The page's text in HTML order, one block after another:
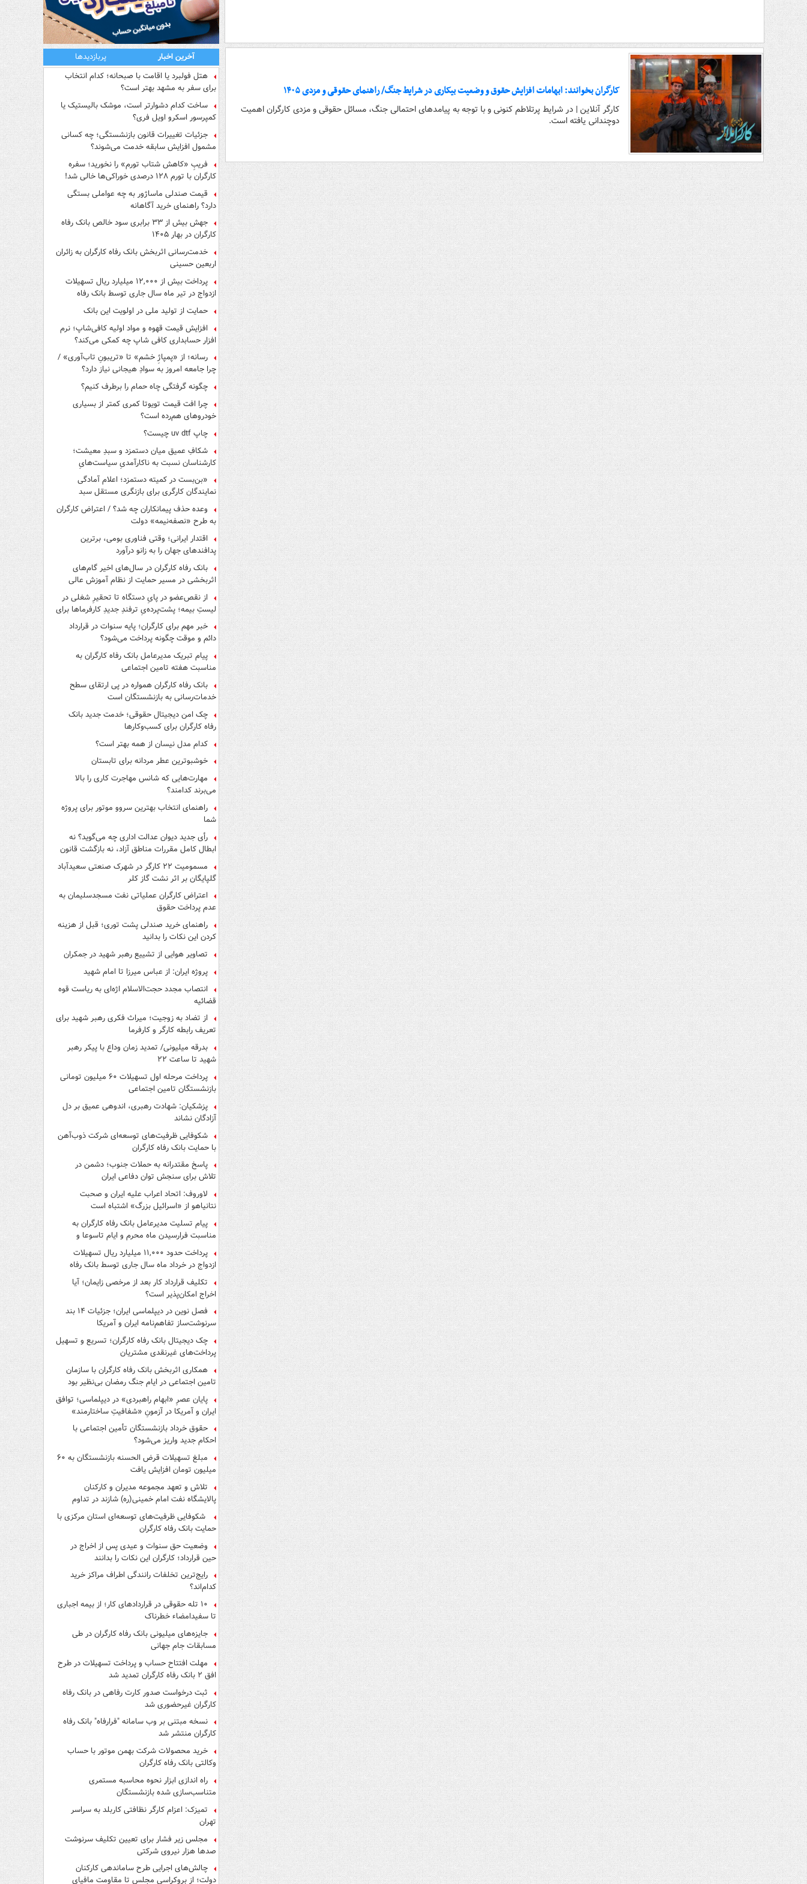
کارگران بخوانند: ابهامات افزایش حقوق و وضعیت بیکاری در شرایط جنگ/ راهنمای حقوقی و مزدی ۱۴۰۵
کارگر آنلاین | در شرایط پرتلاطم کنونی و با توجه به پیامدهای احتمالی جنگ، مسائل حقوقی و مزدی کارگران اهمیت
دوچندانی یافته است.
آخرین اخبار
پربازدیدها
هتل فولبرد یا اقامت با صبحانه؛ کدام انتخاب
برای سفر به مشهد بهتر است؟
ساخت کدام دشوارتر است، موشک بالیستیک یا
کمپرسور اسکرو اویل فری؟
جزئیات تغییرات قانون بازنشستگی؛ چه کسانی
مشمول افزایش سابقه خدمت می‌شوند؟
فریبِ «کاهش شتاب تورم» را نخورید؛ سفره
کارگران با تورم ۱۲۸ درصدی خوراکی‌ها خالی شد!
قیمت صندلی ماساژور به چه عواملی بستگی
دارد؟ راهنمای خرید آگاهانه
جهش بیش از ۳۳ برابری سود خالص بانک رفاه
کارگران در بهار ۱۴۰۵
خدمت‌رسانی اثربخش بانک رفاه کارگران به زائران
اربعین حسینی
پرداخت بیش از ۱۲,۰۰۰ میلیارد ریال تسهیلات
ازدواج در تیر ماه سال جاری توسط بانک رفاه
کارگران
حمایت از تولید ملی در اولویت این بانک
افزایش قیمت قهوه و مواد اولیه کافی‌شاپ؛ نرم
افزار حسابداری کافی شاپ چه کمکی می‌کند؟
رسانه؛ از «پمپاژِ خشم» تا «تریبونِ تاب‌آوری» /
چرا جامعه امروز به سوادِ هیجانی نیاز دارد؟
چگونه گرفتگی چاه حمام را برطرف کنیم؟
چرا افت قیمت تویوتا کمری کمتر از بسیاری
خودروهای هم‌رده است؟
چاپ uv dtf چیست؟
شکافِ عمیق میان دستمزد و سبدِ معیشت؛
کارشناسان نسبت به ناکارآمدیِ سیاست‌هایِ
حمایتی هشدار دادند
«بن‌بست در کمیته دستمزد؛ اعلام آمادگی
نمایندگان کارگری برای بازنگری مستقل سبد
وعده حذف پیمانکاران چه شد؟ / اعتراض کارگران
به طرح «نصفه‌نیمه» دولت
اقتدار ایرانی؛ وقتی فناوری بومی، برترین
پدافندهای جهان را به زانو درآورد
بانک رفاه کارگران در سال‌های اخیر گام‌های
اثربخشی در مسیر حمایت از نظام آموزش عالی
برداشته است
از نقص‌عضو در پایِ دستگاه تا تحقیرِ شغلی در
لیستِ بیمه؛ پشت‌پرده‌یِ ترفندِ جدیدِ کارفرماها برای
فرار از قانون چیست؟
خبر مهم برای کارگران؛ پایه سنوات در قرارداد
دائم و موقت چگونه پرداخت می‌شود؟
پیام تبریک مدیرعامل بانک رفاه کارگران به
مناسبت هفته تامین اجتماعی
بانک رفاه کارگران همواره در پی ارتقای سطح
خدمات‌رسانی به بازنشستگان است
چک امن دیجیتال حقوقی؛ خدمت جدید بانک
رفاه کارگران برای کسب‌وکارها
کدام مدل نیسان از همه بهتر است؟
خوشبوترین عطر مردانه برای تابستان
مهارت‌هایی که شانس مهاجرت کاری را بالا
می‌برند کدامند؟
راهنمای انتخاب بهترین سروو موتور برای پروژه
شما
رأی جدید دیوان عدالت اداری چه می‌گوید؟ نه
ابطال کامل مقررات مناطق آزاد، نه بازگشت قانون
مسمومیت ۲۲ کارگر در شهرک صنعتی سعیدآباد
گلپایگان بر اثر نشت گاز کلر
اعتراض کارگران عملیاتی نفت مسجدسلیمان به
عدم پرداخت حقوق
راهنمای خرید صندلی پشت توری؛ قبل از هزینه
کردن این نکات را بدانید
تصاویر هوایی از تشییع رهبر شهید در جمکران
پروژه ایران: از عباس میرزا تا امام شهید
انتصاب مجدد حجت‌الاسلام اژه‌ای به ریاست قوه‌
قضائیه
از تضاد به زوجیت؛ میراث فکری رهبر شهید برای
تعریف رابطه کارگر و کارفرما
بدرقه میلیونی/ تمدید زمان وداع با پیکر رهبر
شهید تا ساعت ۲۲
پرداخت مرحله اول تسهیلات ۶۰ میلیون تومانی
بازنشستگان تامین اجتماعی
پزشکیان: شهادت رهبری، اندوهی عمیق بر دل
آزادگان نشاند
شکوفایی ظرفیت‌های توسعه‌ای شرکت ذوب‌آهن
با حمایت‌ بانک رفاه کارگران
پاسخ مقتدرانه به حملات جنوب؛ دشمن در
تلاش برای سنجش توان دفاعی ایران
لاوروف: اتحاد اعراب علیه ایران و صحبت
نتانیاهو از «اسرائیل بزرگ» اشتباه است
پیام تسلیت مدیرعامل بانک رفاه کارگران به
مناسبت فرارسیدن ماه محرم و ایام تاسوعا و
عاشورای حسینی
پرداخت حدود ۱۱,۰۰۰ میلیارد ریال تسهیلات
ازدواج در خرداد ماه سال جاری توسط بانک رفاه
کارگران
تکلیف قرارداد کار بعد از مرخصی زایمان؛ آیا
اخراج امکان‌پذیر است؟
فصل نوین در دیپلماسی ایران؛ جزئیات ۱۴ بند
سرنوشت‌ساز تفاهم‌نامه ایران و آمریکا
چک دیجیتال بانک رفاه کارگران؛ تسریع و تسهیل
پرداخت‌های غیرنقدی مشتریان
همکاری اثربخش بانک رفاه کارگران با سازمان
تامین اجتماعی در ایام جنگ رمضان بی‌نظیر بود
پایان عصرِ «ابهام راهبردی» در دیپلماسی؛ توافق
ایران و آمریکا در آزمونِ «شفافیتِ ساختارمند»
حقوق خرداد بازنشستگان تأمین اجتماعی با
احکام جدید واریز می‌شود؟
مبلغ تسهیلات قرض الحسنه بازنشستگان به ۶۰
میلیون تومان افزایش یافت
تلاش و تعهد مجموعه مدیران و کارکنان
پالایشگاه نفت امام خمینی(ره) شازند در تداوم
تولید در ایام جنگ رمضان، شایسته قدردانی است
شکوفایی ظرفیت‌های توسعه‌ای استان مرکزی با
حمایت بانک رفاه کارگران
وضعیت حق سنوات و عیدی پس از اخراج در
حین قرارداد؛ کارگران این نکات را بدانند
رایج‌ترین تخلفات رانندگی اطراف مراکز خرید
کدام‌اند؟
۱۰ تله حقوقی در قراردادهای کار؛ از بیمه اجباری
تا سفیدامضاء خطرناک
جایزه‌های میلیونی بانک رفاه کارگران در طی
مسابقات جام جهانی
مهلت افتتاح حساب و پرداخت تسهیلات در طرح
افق ۲ بانک رفاه کارگران تمدید شد
ثبت درخواست صدور کارت رفاهی در بانک رفاه
کارگران غیرحضوری شد
نسخه مبتنی بر وب سامانه "فرارفاه" بانک رفاه
کارگران منتشر شد
خرید محصولات شرکت بهمن موتور با حساب
وکالتی بانک رفاه کارگران
راه اندازی ابزار نحوه محاسبه مستمری
متناسب‌سازی شده بازنشستگان
تمیزک: اعزام کارگر نظافتی کاربلد به سراسر
تهران
مجلس زیر فشار برای تعیین تکلیف سرنوشت
صدها هزار نیروی شرکتی
چالش‌های اجرایی طرح ساماندهی کارکنان
دولت؛ از بروکراسی مجلس تا مقاومت مافیای